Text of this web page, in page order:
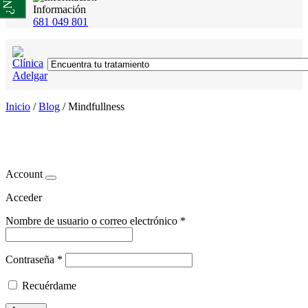
Información
681 049 801
Inicio /Blog /Mindfullness
Account
Acceder
Nombre de usuario o correo electrónico *
Contraseña *
Recuérdame